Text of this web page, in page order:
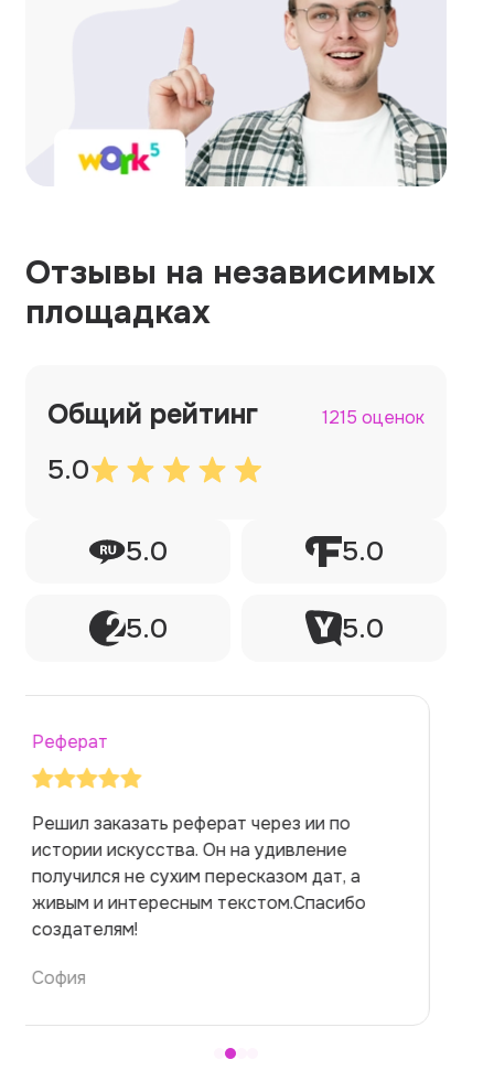
Отзывы на независимых
площадках
Общий рейтинг 1215 оценок
5.0
5.0 5.0
5.0 5.0
Реферат
Заказывала реферат с помощью нейросети
на медицинскую тему. Ожидала худшего,
но справилась. Термины использовала
правильно. Для быстрого ознакомления с
темой — идеально.
Алина